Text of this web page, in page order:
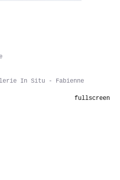
In Situ - Fabienne
fullscreen